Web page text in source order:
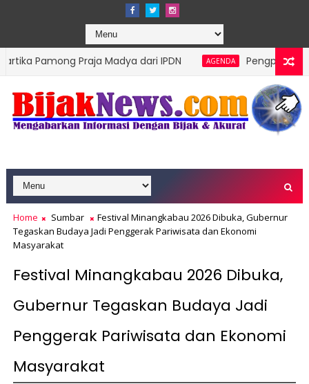
Praja Madya dari IPDN AGENDA Pengprov Squash
Home Sumbar
Festival Minangkabau 2026 Dibuka, Gubernur
Tegaskan Budaya Jadi Penggerak Pariwisata dan Ekonomi
Masyarakat
Festival Minangkabau 2026 Dibuka,
Gubernur Tegaskan Budaya Jadi
Penggerak Pariwisata dan Ekonomi
Masyarakat